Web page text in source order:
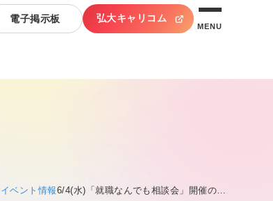
電子掲示板 弘大キャリコム
MENU
イベント情報6/4(水)「就職なんでも相談会」開催の…